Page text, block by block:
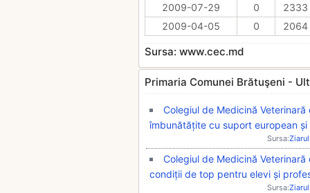
2009-07-29
0
2333
2009-04-05
0 2064
Sursa: www.cec.md
Primaria Comunei Brătuşeni -
Colegiul de Medicină
îmbunătățite cu suport european și
Sursa:
Colegiul de Medicină
condiții de top pentru elevi și
Sursa: